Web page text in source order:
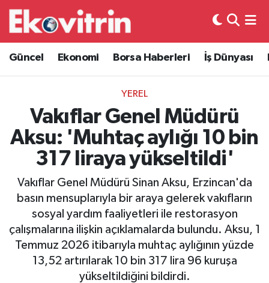
Güncel Ekonomi Borsa Haberleri İş Dünyası
YEREL
Vakıflar Genel Müdürü
Aksu: 'Muhtaç aylığı 10 bin
317 liraya yükseltildi'
Vakıflar Genel Müdürü Sinan Aksu, Erzincan'da
basın mensuplarıyla bir araya gelerek vakıfların
sosyal yardım faaliyetleri ile restorasyon
çalışmalarına ilişkin açıklamalarda bulundu. Aksu, 1
Temmuz 2026 itibarıyla muhtaç aylığının yüzde
13,52 artırılarak 10 bin 317 lira 96 kuruşa
yükseltildiğini bildirdi.
Güncel
Ekonomi
Borsa Haberleri
İş Dünyası
Lojistik
Otovitrin
Asayiş
Magazin
Hava Durumu
Trafik Durumu
Süper Lig Puan Durumu ve Fikstür
Tüm Manşetler
Son Dakika Haberleri
Haber Arşivi